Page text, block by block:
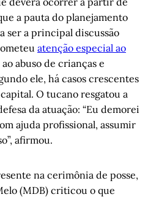
a pauta do planejamento
ser a principal discussão
atenção especial ao
ao abuso de crianças e
ele, há casos crescentes
O tucano resgatou a
da atuação: “Eu demorei
ajuda profissional, assumir
afirmou.
na cerimônia de posse,
(MDB) criticou o que